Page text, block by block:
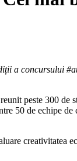
a concursului
peste 300
50 de echipe
creativitatea